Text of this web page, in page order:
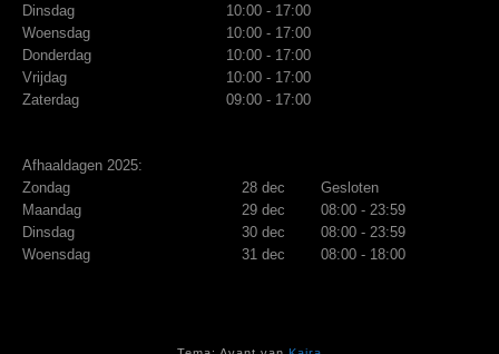
Dinsdag
10:00 - 17:00
Woensdag
10:00 - 17:00
Donderdag
10:00 - 17:00
Vrijdag
10:00 - 17:00
Zaterdag
09:00 - 17:00
Afhaaldagen 2025:
Zondag
28 dec
Gesloten
Maandag
29 dec
08:00 - 23:59
Dinsdag
30 dec
08:00 - 23:59
Woensdag
31 dec 08:00 - 18:00